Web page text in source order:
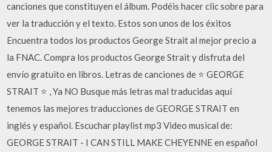
canciones que constituyen el álbum. Podéis hacer clic sobre para
ver la traducción y el texto. Estos son unos de los éxitos
Encuentra todos los productos George Strait al mejor precio a
la FNAC. Compra los productos George Strait y disfruta del
envío gratuito en libros. Letras de canciones de ⭐ GEORGE
STRAIT ⭐ , Ya NO Busque más letras mal traducidas aquí
tenemos las mejores traducciones de GEORGE STRAIT en
inglés y español. Escuchar playlist mp3 Video musical de:
GEORGE STRAIT - I CAN STILL MAKE CHEYENNE en español